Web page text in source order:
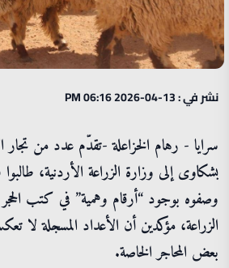
نشر في : 13-04-2026 06:16 PM
سرايا - رهام الخزاعلة -تقدّم عدد من تجار
بشكاوى إلى وزارة الزراعة الأردنية،
وصفوه بوجود “أرقام وهمية” في كتب
الزراعة، مؤكدين أن الأعداد المسجلة لا
بعض المحاجر الخاصة.